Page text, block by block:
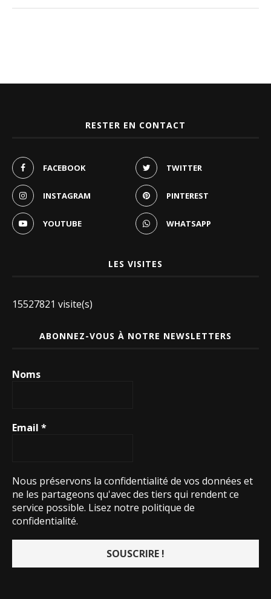
RESTER EN CONTACT
FACEBOOK TWITTER
INSTAGRAM PINTEREST
YOUTUBE WHATSAPP
LES VISITES
15527821 visite(s)
ABONNEZ-VOUS À NOTRE NEWSLETTERS
Noms
Email *
Nous préservons la confidentialité de vos données et
ne les partageons qu'avec des tiers qui rendent ce
service possible. Lisez notre politique de
confidentialité.